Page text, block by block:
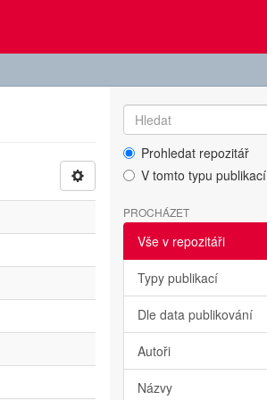
Prohledat repozitář
V tomto typu publikací
PROCHÁZET
Vše v repozitáři
Typy publikací
Dle data publikování
Autoři
Názvy